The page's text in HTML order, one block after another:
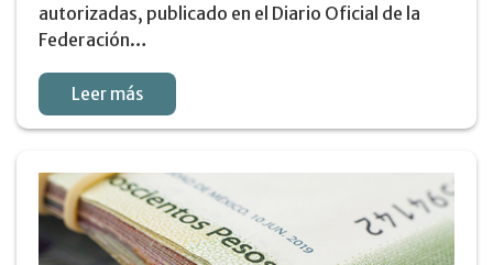
autorizadas, publicado en el Diario Oficial de la
Federación…
Leer más